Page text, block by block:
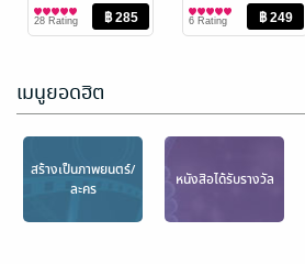
(หนังสือเสียง)
เคลียร์) เขียน,
ประพาฬรัตน์ ยง
พัฒนาตนเอง
28 Rating
หอมกรุ่น
นิยายรัก
6 Rating
เมนูยอดฮิต
สร้างเป็นภาพยนตร์/
ละคร
หนังสือได้รับรางวัล